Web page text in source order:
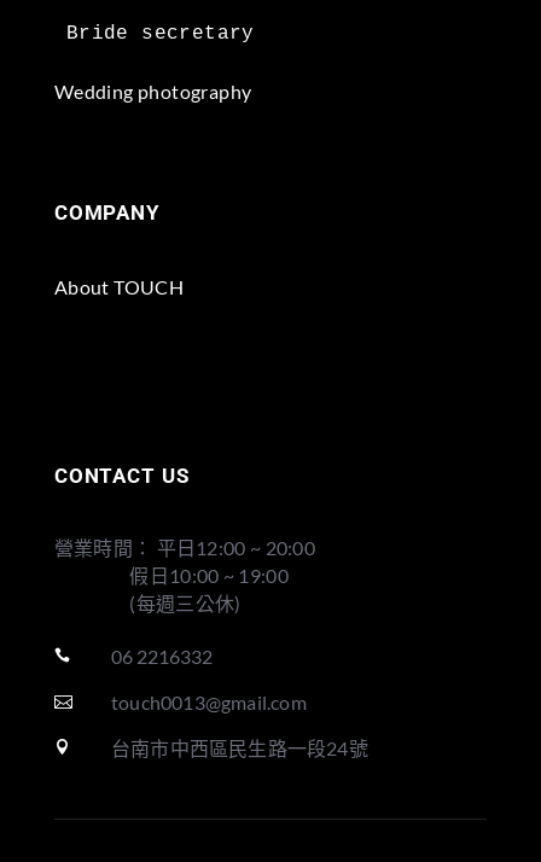
Wedding photography
COMPANY
About TOUCH
CONTACT US
營業時間： 平日12:00 ~ 20:00
假日10:00 ~ 19:00
(每週三公休)
 06 2216332
 touch0013@gmail.com
 台南市中西區民生路一段24號